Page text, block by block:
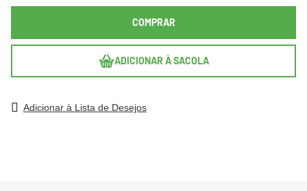
COMPRAR
ADICIONAR À SACOLA
Adicionar à Lista de Desejos